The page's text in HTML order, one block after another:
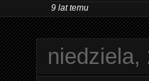
9 lat temu
niedziela,